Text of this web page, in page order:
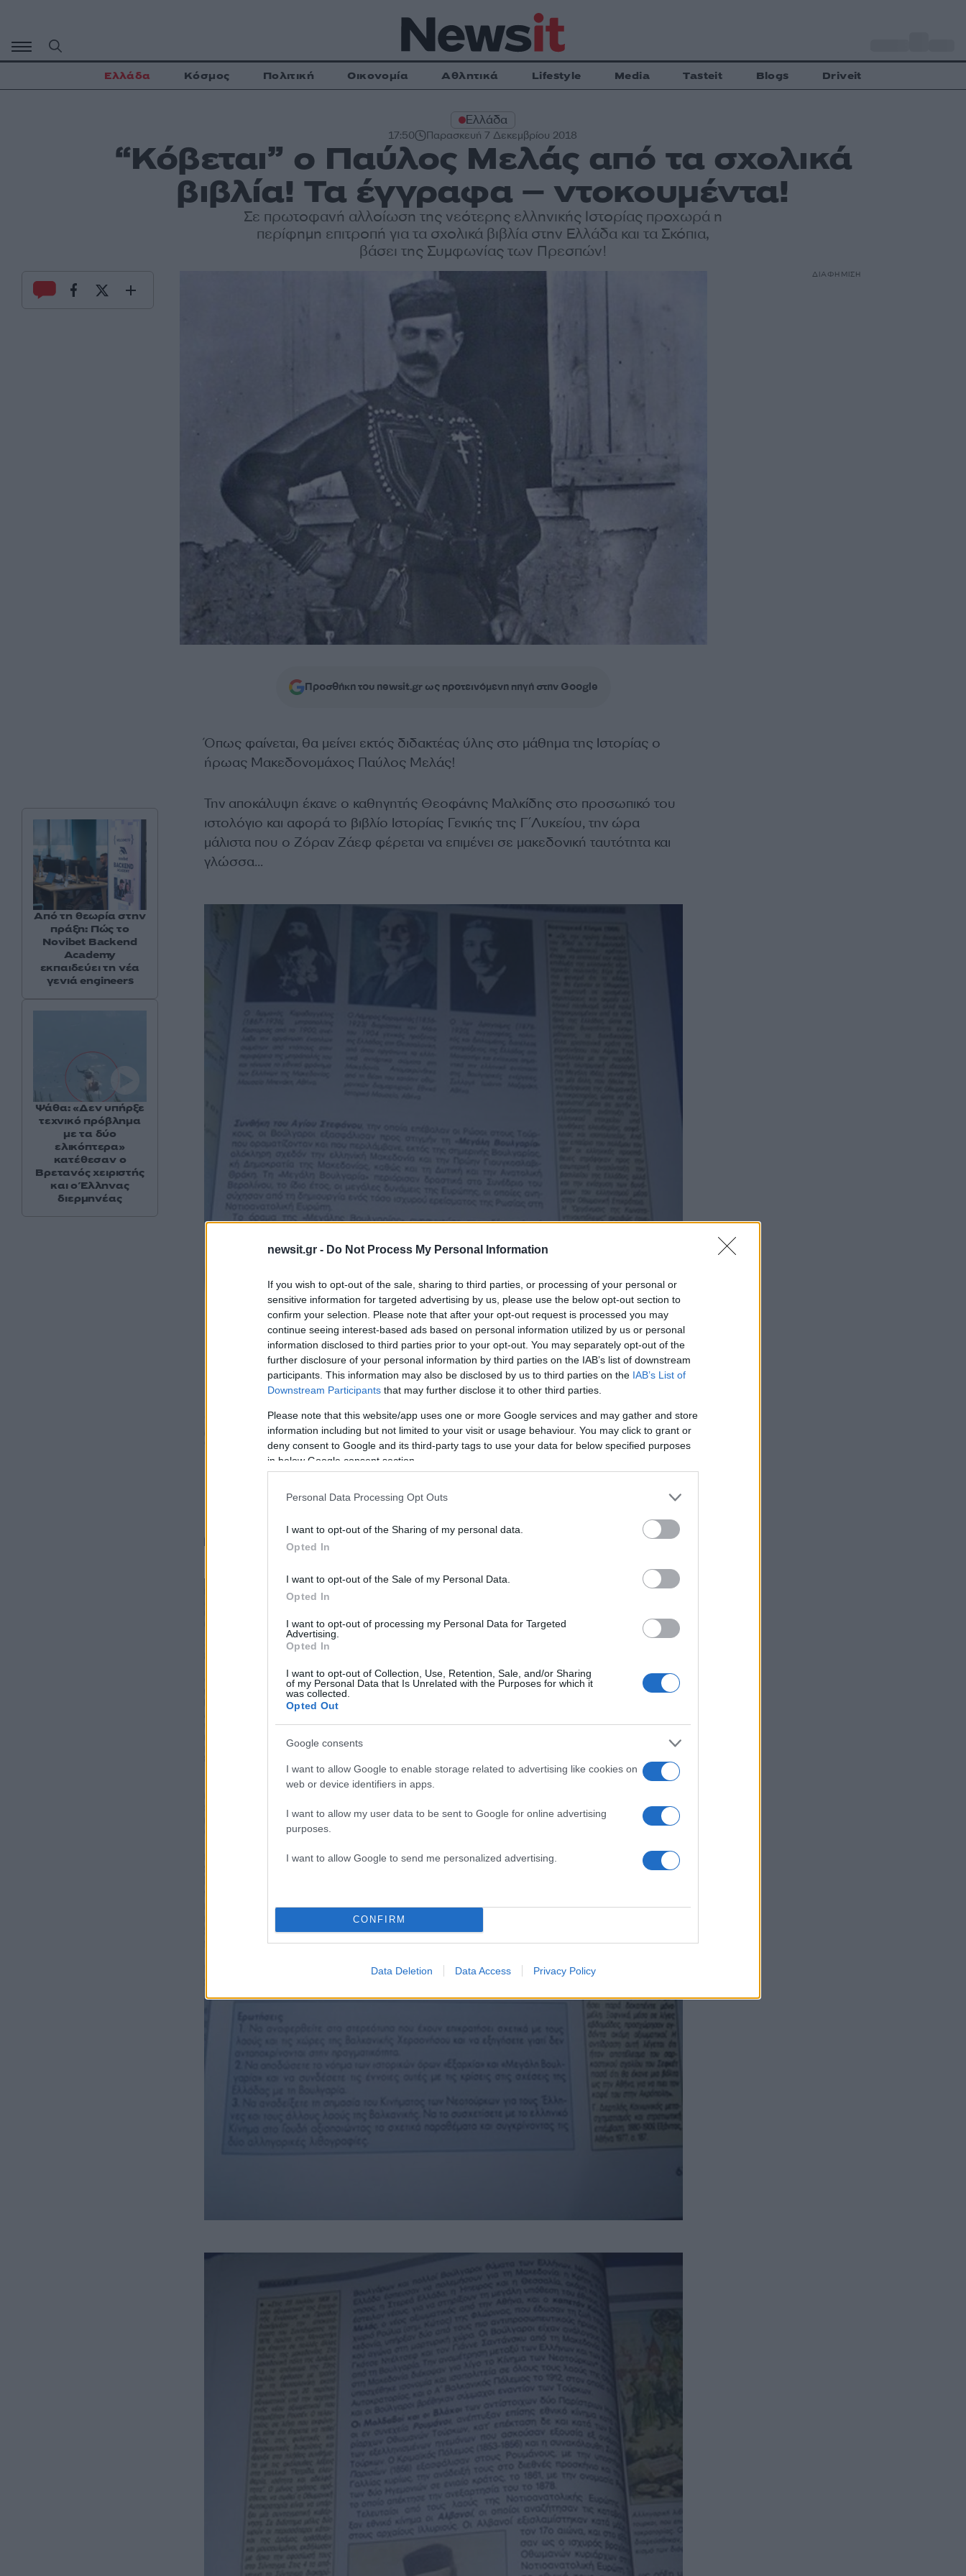
newsit.gr - Do Not Process My Personal Information
If you wish to opt-out of the sale, sharing to third parties, or processing of your personal or
sensitive information for targeted advertising by us, please use the below opt-out section to
confirm your selection. Please note that after your opt-out request is processed you may
continue seeing interest-based ads based on personal information utilized by us or personal
information disclosed to third parties prior to your opt-out. You may separately opt-out of the
further disclosure of your personal information by third parties on the IAB’s list of downstream
participants. This information may also be disclosed by us to third parties on the IAB’s List of
Downstream Participants that may further disclose it to other third parties.
Please note that this website/app uses one or more Google services and may gather and store
information including but not limited to your visit or usage behaviour. You may click to grant or
deny consent to Google and its third-party tags to use your data for below specified purposes
in below Google consent section.
Personal Data Processing Opt Outs
I want to opt-out of the Sharing of my personal data.
Opted In
I want to opt-out of the Sale of my Personal Data.
Opted In
I want to opt-out of processing my Personal Data for Targeted
Advertising.
Opted In
I want to opt-out of Collection, Use, Retention, Sale, and/or Sharing
of my Personal Data that Is Unrelated with the Purposes for which it
was collected.
Opted Out
Google consents
I want to allow Google to enable storage related to advertising like cookies on
web or device identifiers in apps.
I want to allow my user data to be sent to Google for online advertising
purposes.
I want to allow Google to send me personalized advertising.
CONFIRM
Data Deletion Data Access Privacy Policy
περιεχόμενο
Ελλάδα Κόσμος Πολιτική Οικονομία Αθλητικά Lifestyle Media Tasteit Blogs Driveit
Ελλάδα
17:50 Παρασκευή 7 Δεκεμβρίου 2018
“Κόβεται” ο Παύλος Μελάς από τα σχολικά
βιβλία! Τα έγγραφα – ντοκουμέντα!
Σε πρωτοφανή αλλοίωση της νεότερης ελληνικής Ιστορίας προχωρά η
περίφημη επιτροπή για τα σχολικά βιβλία στην Ελλάδα και τα Σκόπια,
βάσει της Συμφωνίας των Πρεσπών!
Προσθήκη του newsit.gr ως προτεινόμενη πηγή στην Google
Όπως φαίνεται, θα μείνει εκτός διδακτέας ύλης στο μάθημα της Ιστορίας ο
ήρωας Μακεδονομάχος Παύλος Μελάς!
Την αποκάλυψη έκανε ο καθηγητής Θεοφάνης Μαλκίδης στο προσωπικό του
ιστολόγιο και αφορά το βιβλίο Ιστορίας Γενικής της Γ΄Λυκείου, την ώρα
μάλιστα που ο Ζόραν Ζάεφ φέρεται να επιμένει σε μακεδονική ταυτότητα και
γλώσσα…
Από τη θεωρία στην
πράξη: Πώς το
Novibet Backend
Academy
εκπαιδεύει τη νέα
γενιά engineers
Ψάθα: «Δεν υπήρξε
τεχνικό πρόβλημα
με τα δύο
ελικόπτερα»
κατέθεσαν ο
Βρετανός χειριστής
και ο Έλληνας
διερμηνέας
ΔΙΑΦΗΜΙΣΗ